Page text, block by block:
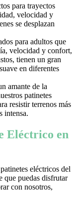
para trayectos
velocidad y
se desplazan
para adultos que
velocidad y confort,
tienen un gran
en diferentes
amante de la
patinetes
resistir terrenos más
intensa.
Eléctrico en
eléctricos del
que puedas disfrutar
con nosotros,